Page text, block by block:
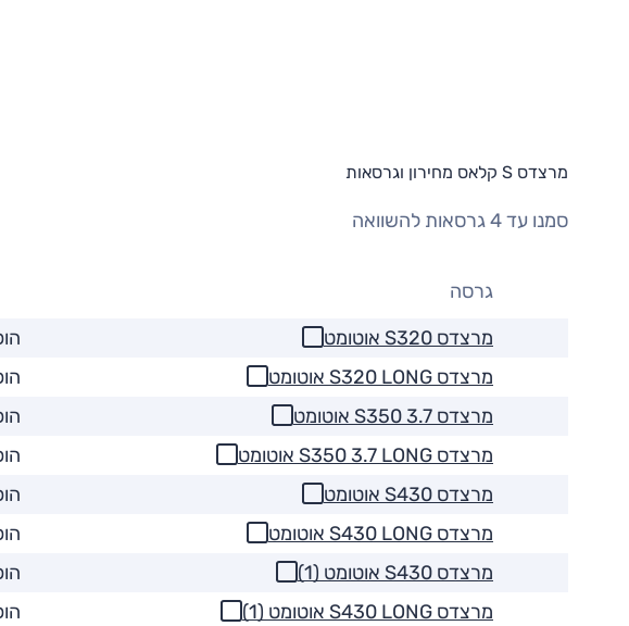
מרצדס S קלאס מחירון וגרסאות
סמנו עד 4 גרסאות להשוואה
גרסה
מרצדס S320 אוטומט
מרצדס S320 LONG אוטומט
מרצדס S350 3.7 אוטומט
מרצדס S350 3.7 LONG אוטומט
מרצדס S430 אוטומט
מרצדס S430 LONG אוטומט
מרצדס S430 אוטומט (1)
מרצדס S430 LONG אוטומט (1)